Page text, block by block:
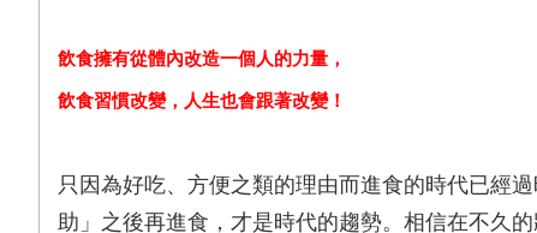
飲食擁有從體內改造一個人的力量，
飲食習慣改變，人生也會跟著改變！
只因為好吃、方便之類的理由而進食的時代已經
助」之後再進食，才是時代的趨勢。相信在不久